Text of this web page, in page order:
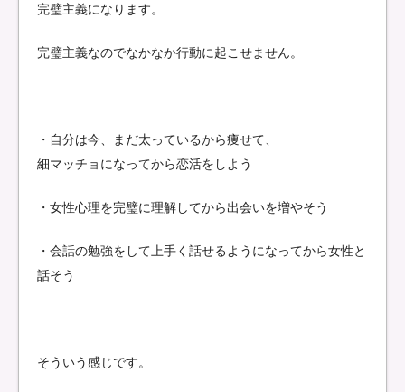
完璧主義になります。
完璧主義なのでなかなか行動に起こせません。
・自分は今、まだ太っているから痩せて、
細マッチョになってから恋活をしよう
・女性心理を完璧に理解してから出会いを増やそう
・会話の勉強をして上手く話せるようになってから女性と
話そう
そういう感じです。